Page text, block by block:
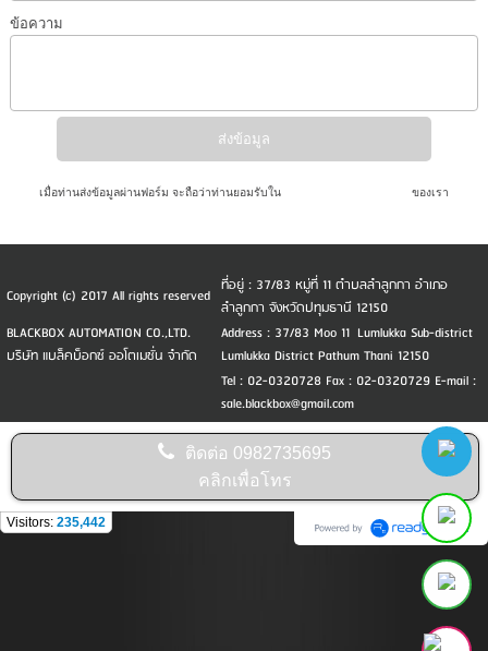
ข้อความ
เมื่อท่านส่งข้อมูลผ่านฟอร์ม จะถือว่าท่านยอมรับในนโยบายความเป็นส่วนตัว ของเรา
Copyright (c) 2017 All rights reserved ที่อยู่ : 37/83 หมู่ที่ 11 ตำบลลำลูกกา อำเภอ
ลำลูกกา จังหวัดปทุมธานี 12150
BLACKBOX AUTOMATION CO.,LTD.
บริษัท แบล็คบ็อกซ์ ออโตเมชั่น จำกัด
Address : 37/83 Moo 11 Lumlukka Sub-district
Lumlukka District Pathum Thani 12150
Tel : 02-0320728 Fax : 02-0320729 E-mail :
sale.blackbox@gmail.com
ติดต่อ 0982735695
คลิกเพื่อโทร
Visitors: 235,442